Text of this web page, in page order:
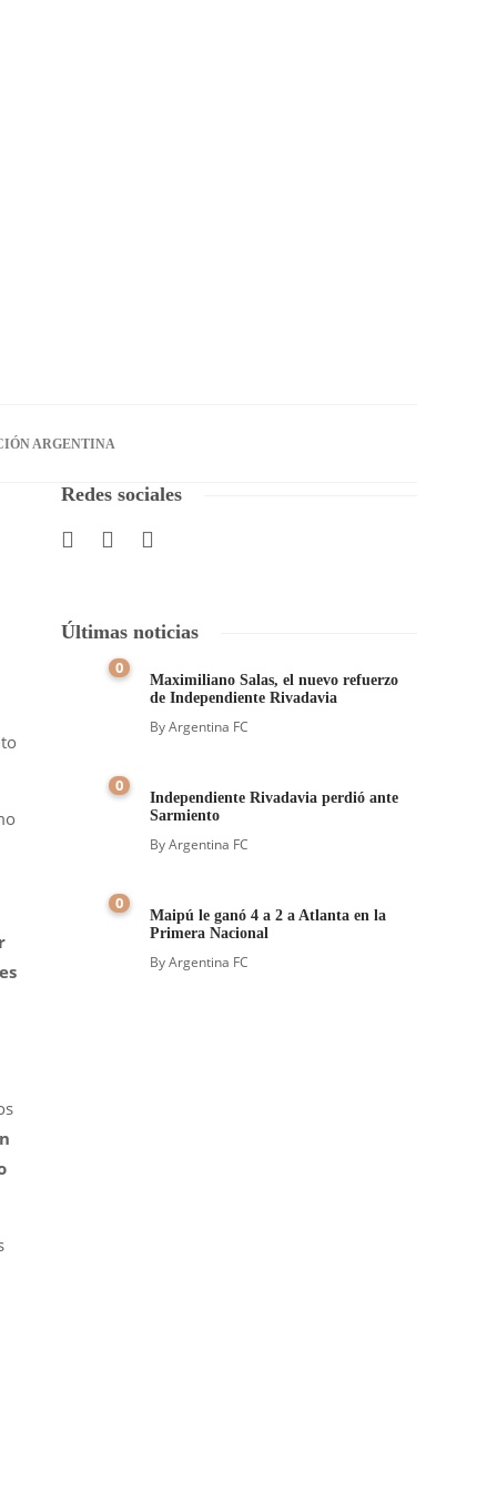
ARGENTINA
Redes sociales
Últimas noticias
0
Maximiliano Salas, el nuevo refuerzo
de Independiente Rivadavia
ByArgentina FC
0
Independiente Rivadavia perdió ante
Sarmiento
ByArgentina FC
0
Maipú le ganó 4 a 2 a Atlanta en la
Primera Nacional
ByArgentina FC